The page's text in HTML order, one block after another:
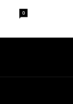
0